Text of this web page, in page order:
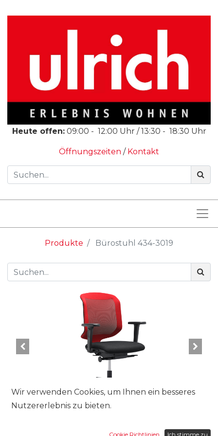
Heute offen: 09:00 - 12:00 Uhr /13:30 - 18:30 Uhr
Öffnungszeiten / Kontakt
Produkte Bürostuhl 434-3019
Wir verwenden Cookies, um Ihnen ein besseres
Nutzererlebnis zu bieten.
Cookie Richtlinien Ich stimme zu